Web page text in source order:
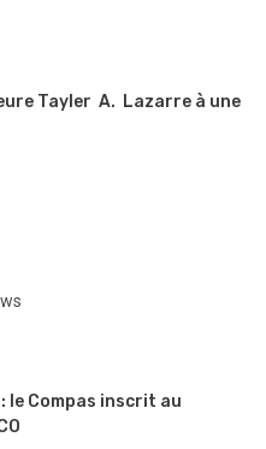
Tayler A. Lazarre à une
le Compas inscrit au